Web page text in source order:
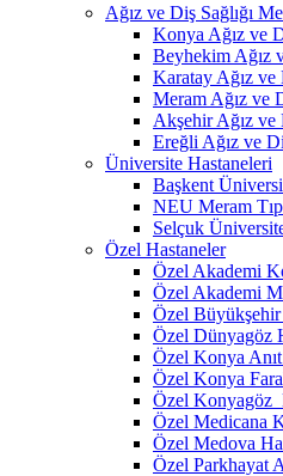
Ağız ve Diş Sağlığı
Konya Ağız ve
Beyhekim Ağız
Karatay Ağız ve
Meram Ağız ve
Akşehir Ağız ve
Ereğli Ağız ve
Üniversite Hastaneleri
Başkent
NEU Meram
Selçuk
Özel Hastaneler
Özel Akademi
Özel Akademi
Özel Büyükşehir
Özel Dünyagöz
Özel Konya
Özel Konya
Özel Konyagöz
Özel Medicana
Özel Medova
Özel Parkhayat